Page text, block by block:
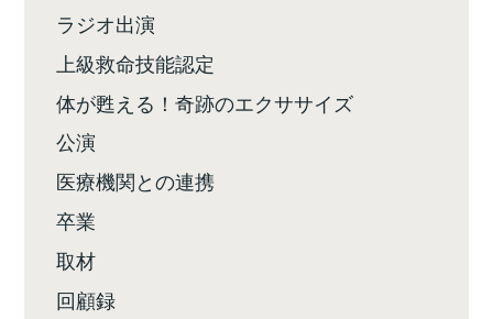
ラジオ出演
上級救命技能認定
体が甦える！奇跡のエクササイズ
公演
医療機関との連携
卒業
取材
回顧録